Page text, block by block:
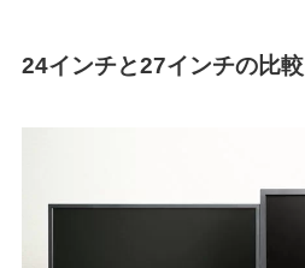
24インチと27インチの比較